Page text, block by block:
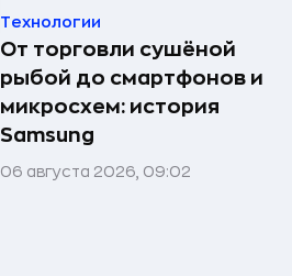
Технологии
От торговли сушёной
рыбой до смартфонов и
микросхем: история
Samsung
06 августа 2026, 09:02